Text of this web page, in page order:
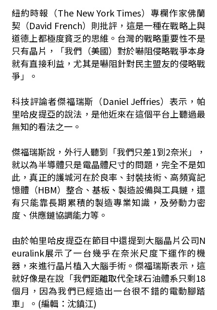
紐約時報（The New York Times）專欄作家佛蘭
契（David French）則批評，這是一種在戰略上與
道德上都極度貧乏的思維。台灣的戰略重要性不是
只有晶片，「我們（美國）對於嚇阻侵略戰爭本身
就有直接利益，尤其是嚇阻針對民主盟友的侵略戰
爭」。
科技評論者傑福瑞斯（Daniel Jeffries）表示，帕
里哈皮提亞的說法，是他近來在這個平台上聽過最
無知的看法之一。
傑福瑞斯說，外行人聽到「我們只差1到2奈米」，
就以為半導體只是電晶體尺寸的問題，完全不是如
此，真正的護城河在於良率、封裝技術、高頻寬記
憶體（HBM）整合、基板、製造設備與工具鏈，還
有只能靠長期累積的製造專業知識，及勞動力密
度、供應鏈協調能力等。
由於帕里哈皮提亞在節目中還提到大腦晶片公司N
euralink展示了一台幾乎在奈米尺度下運作的機
器，來進行晶片植入大腦手術。傑福瑞斯表示，這
就好像是在說「我們距離取代全球石油體系只剩18
個月，因為我們已經造出一台很不錯的電動腳踏
車」。(編輯：沈鎮江)